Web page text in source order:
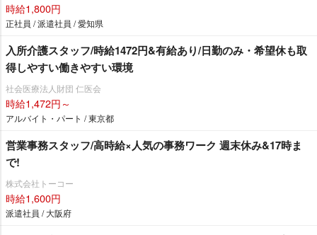
時給1,800円
正社員 / 派遣社員 / 愛知県
入所介護スタッフ/時給1472円&有給あり/日勤のみ・希望休も取
得しやすい働きやすい環境
社会医療法人財団 仁医会
時給1,472円～
アルバイト・パート / 東京都
営業事務スタッフ/高時給×人気の事務ワーク 週末休み&17時ま
で!
株式会社トーコー
時給1,600円
派遣社員 / 大阪府